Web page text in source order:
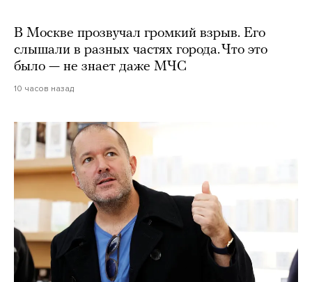
В Москве прозвучал громкий взрыв. Его
слышали в разных частях города. Что это
было — не знает даже МЧС
10 часов назад